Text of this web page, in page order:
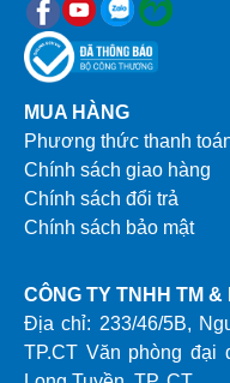
MUA HÀNG
Phương thức thanh
Chính sách giao hàng
Chính sách đổi trả
Chính sách bảo mật
CÔNG TY TNHH TM
Địa chỉ: 233/46/5B,
TP.CT Văn phòng đại